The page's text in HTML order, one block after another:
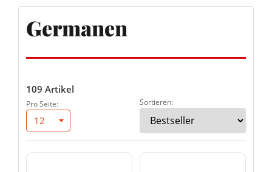
Germanen
109 Artikel
Pro Seite:
12
Sortieren: